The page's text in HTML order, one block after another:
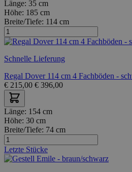
Länge: 35 cm
Höhe: 185 cm
Breite/Tiefe: 114 cm
Schnelle Lieferung
Regal Dover 114 cm 4 Fachböden -
€ 215,00 € 396,00
Länge: 154 cm
Höhe: 30 cm
Breite/Tiefe: 74 cm
Letzte Stücke